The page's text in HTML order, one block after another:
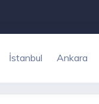
İstanbul Ankara